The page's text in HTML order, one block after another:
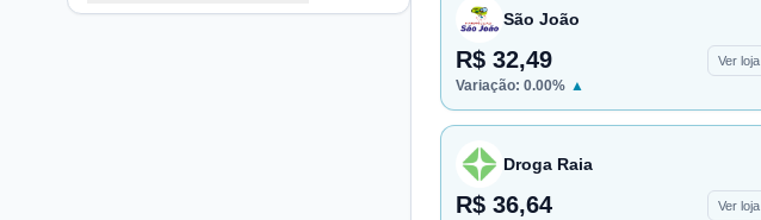
São João
R$ 32,49 Ver loja
Variação: 0.00% ▲
Droga Raia
R$ 36,64 Ver loja